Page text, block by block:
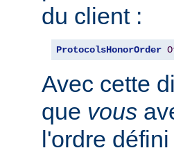
du client :
ProtocolsHonorOrder
Avec cette
que vous
l'ordre